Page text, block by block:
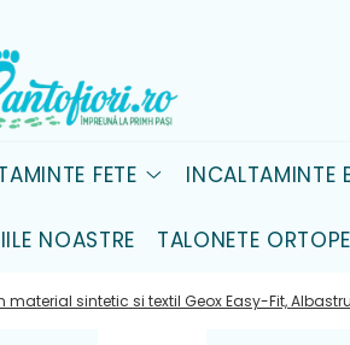
FETE INCALTAMINTE
NOASTRE TALONETE
material sintetic si textil Geox Easy-Fit,